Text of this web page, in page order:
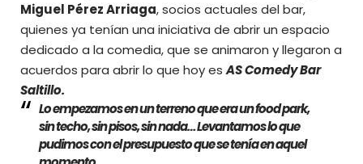
Miguel Pérez Arriaga, socios actuales del bar,
quienes ya tenían una iniciativa de abrir un espacio
dedicado a la comedia, que se animaron y llegaron a
acuerdos para abrir lo que hoy esAS Comedy Bar
Saltillo.
Lo empezamos en un terreno que era un food park,
sin techo, sin pisos, sin nada… Levantamos lo que
pudimos con el presupuesto que se tenía en aquel